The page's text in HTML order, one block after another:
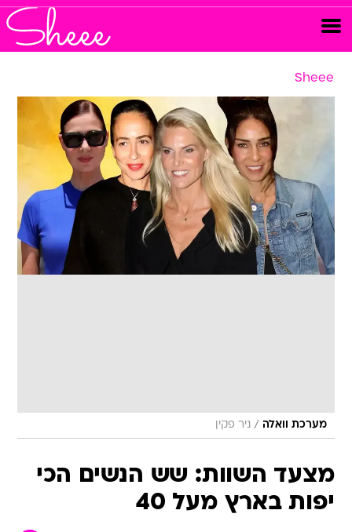
Sheee
מערכת וואלה / ניר פקין
מצעד השוות: שש הנשים הכי
יפות בארץ מעל 40